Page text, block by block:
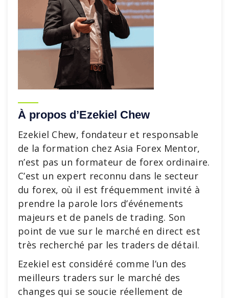
À propos d’Ezekiel Chew
Ezekiel Chew, fondateur et responsable
de la formation chez Asia Forex Mentor,
n’est pas un formateur de forex ordinaire.
C’est un expert reconnu dans le secteur
du forex, où il est fréquemment invité à
prendre la parole lors d’événements
majeurs et de panels de trading. Son
point de vue sur le marché en direct est
très recherché par les traders de détail.
Ezekiel est considéré comme l’un des
meilleurs traders sur le marché des
changes qui se soucie réellement de